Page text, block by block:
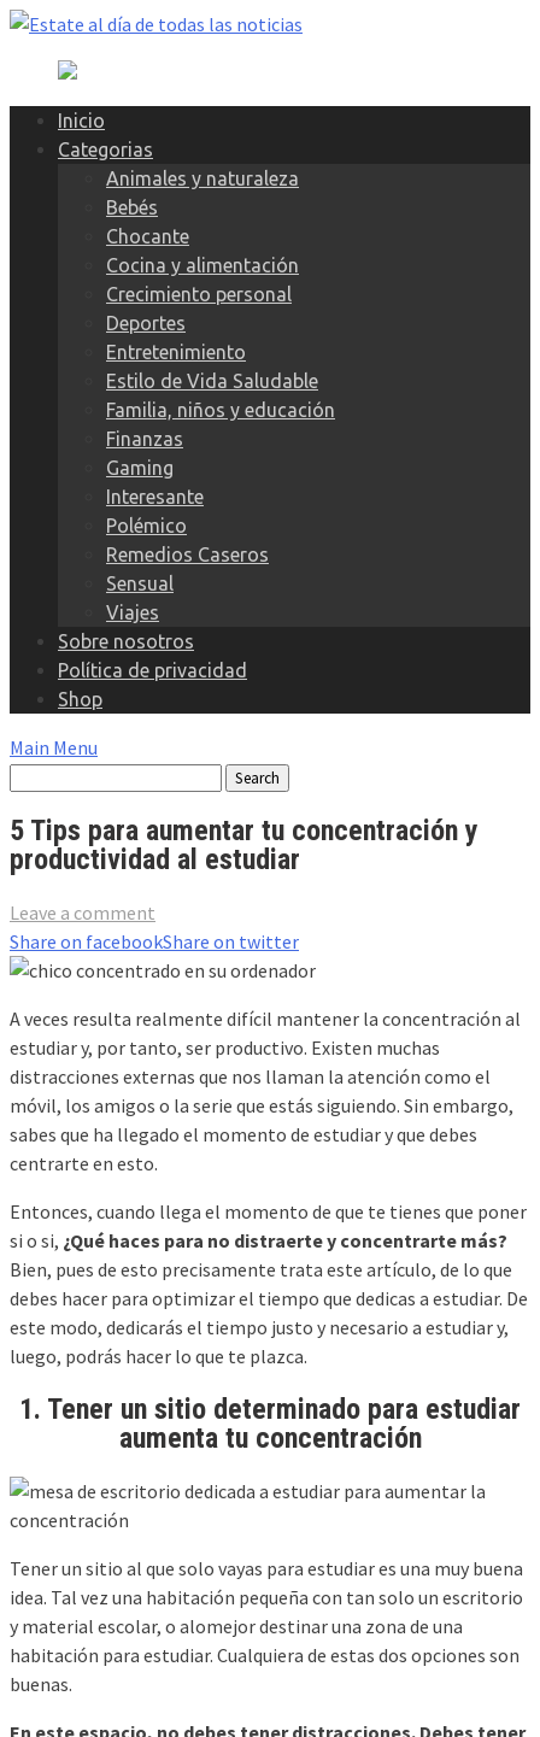
Skip
content
Inicio
Categorias
Animales y naturaleza
Bebés
Chocante
Cocina y alimentación
Crecimiento personal
Deportes
Entretenimiento
Estilo de Vida Saludable
Familia, niños y educación
Finanzas
Gaming
Interesante
Polémico
Remedios Caseros
Sensual
Viajes
Sobre nosotros
Política de privacidad
Shop
Main Menu
5 Tips para aumentar tu concentración y
productividad al estudiar
Leave a comment
Share on facebookShare on twitter
A veces resulta realmente difícil mantener la concentración al
estudiar y, por tanto, ser productivo. Existen muchas
distracciones externas que nos llaman la atención como el
móvil, los amigos o la serie que estás siguiendo. Sin embargo,
sabes que ha llegado el momento de estudiar y que debes
centrarte en esto.
Entonces, cuando llega el momento de que te tienes que poner
si o si, ¿Qué haces para no distraerte y concentrarte más?
Bien, pues de esto precisamente trata este artículo, de lo que
debes hacer para optimizar el tiempo que dedicas a estudiar. De
este modo, dedicarás el tiempo justo y necesario a estudiar y,
luego, podrás hacer lo que te plazca.
1. Tener un sitio determinado para estudiar
aumenta tu concentración
Tener un sitio al que solo vayas para estudiar es una muy buena
idea. Tal vez una habitación pequeña con tan solo un escritorio
y material escolar, o alomejor destinar una zona de una
habitación para estudiar. Cualquiera de estas dos opciones son
buenas.
En este espacio, no debes tener distracciones. Debes tener